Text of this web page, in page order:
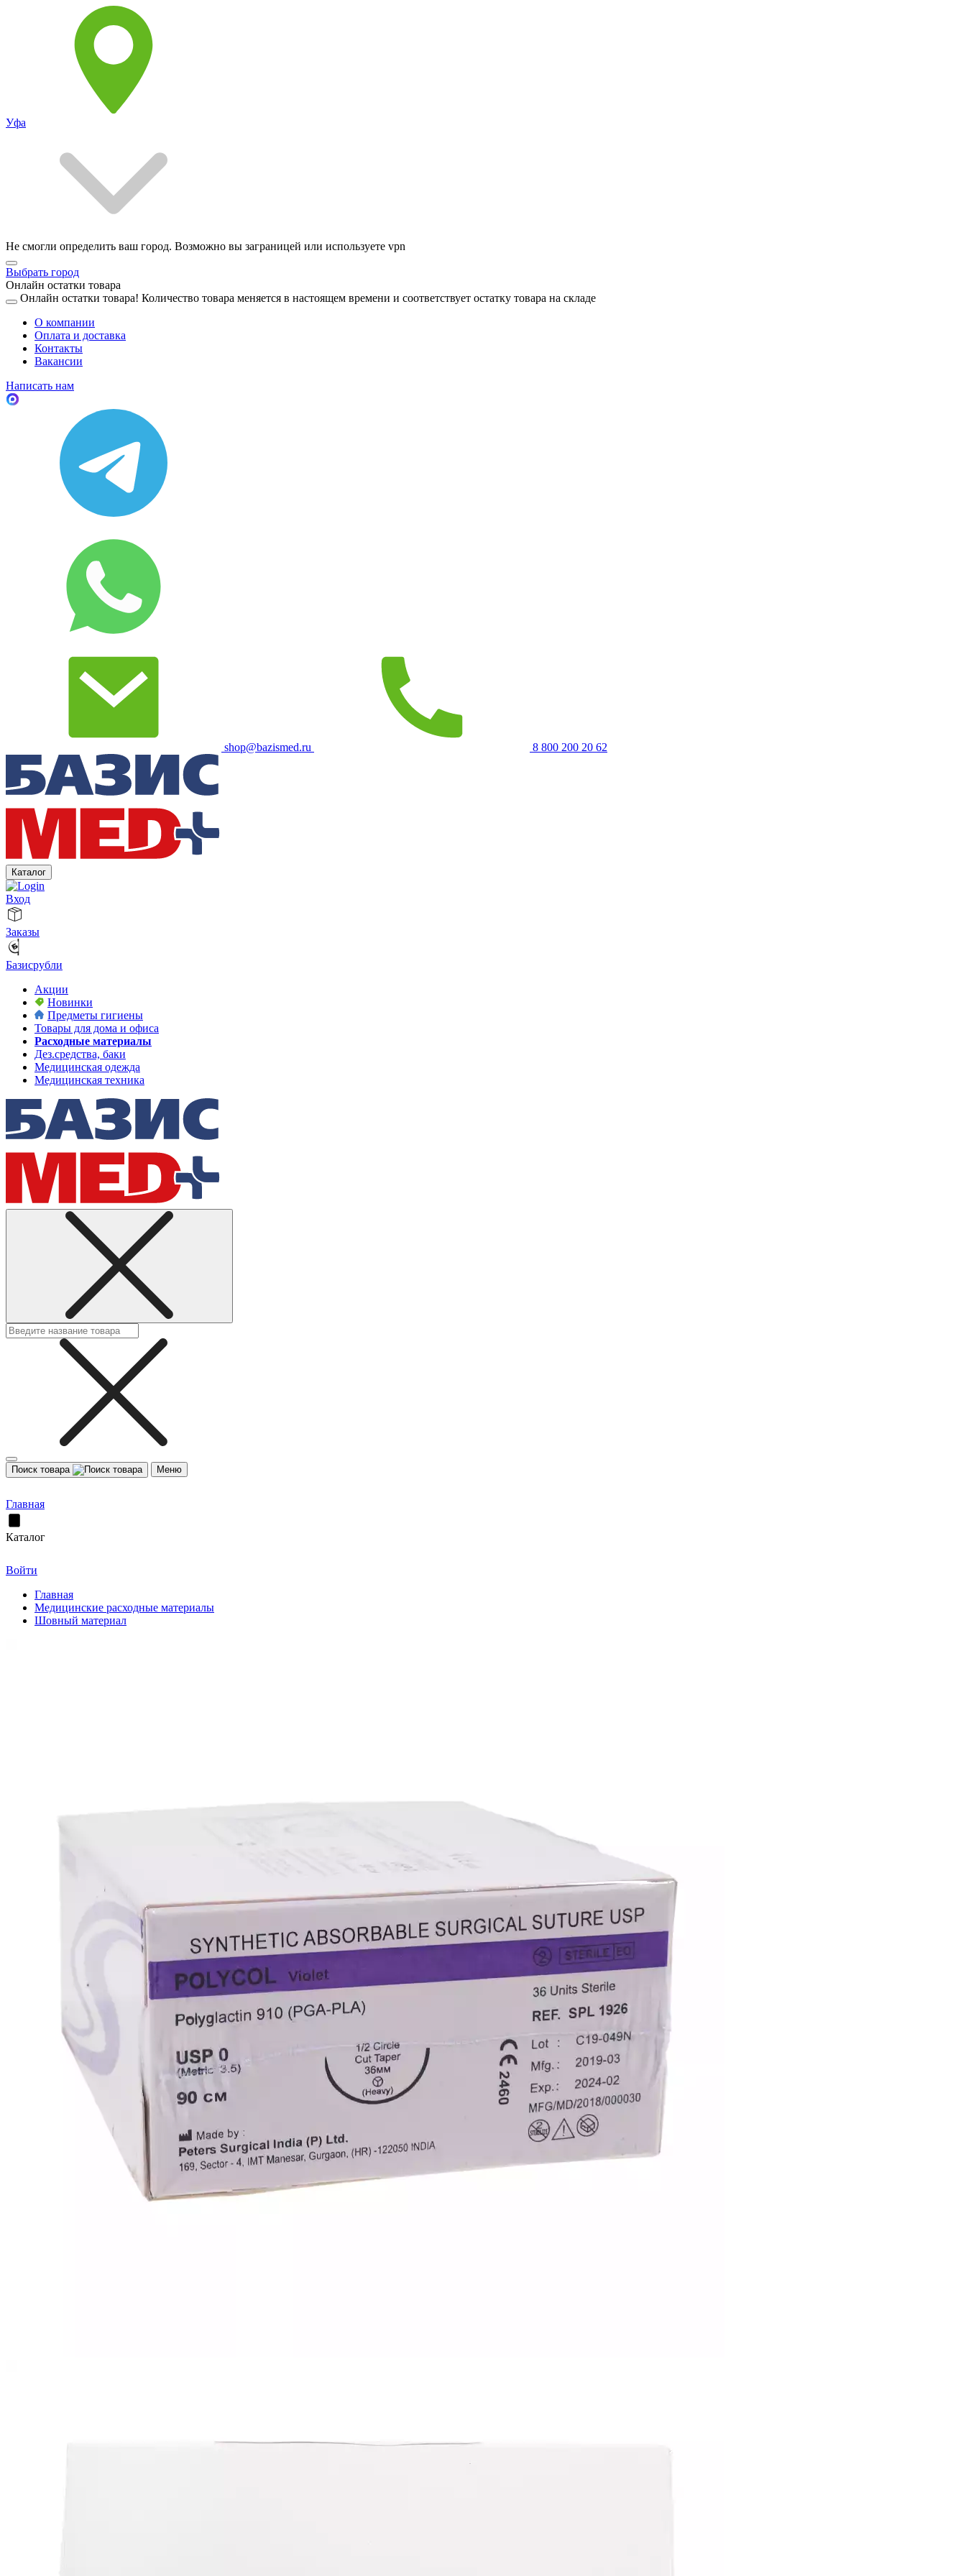
Уфа
Не смогли определить ваш город. Возможно вы заграницей или используете vpn
Выбрать город
Онлайн остатки товара
Онлайн остатки товара! Количество товара меняется в настоящем времени и соответствует остатку товара на складе
О компании
Оплата и доставка
Контакты
Вакансии
Написать нам
shop@bazismed.ru 8 800 200 20 62
Каталог
Вход
Заказы
Базисрубли
Акции
Новинки
Предметы гигиены
Товары для дома и офиса
Расходные материалы
Дез.средства, баки
Медицинская одежда
Медицинская техника
Поиск товара Меню
Главная
Каталог
Войти
Главная
Медицинские расходные материалы
Шовный материал